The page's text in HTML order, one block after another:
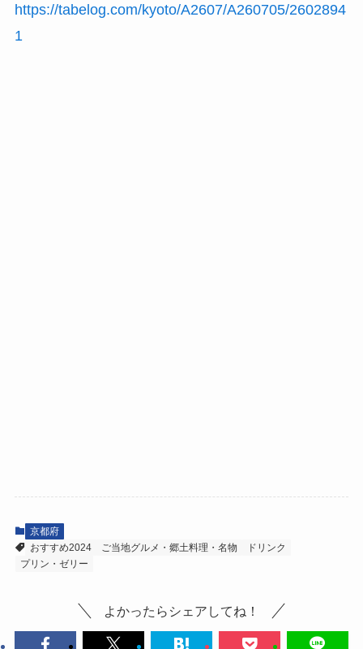
https://tabelog.com/kyoto/A2607/A260705/2602894
1
京都府
おすすめ2024
ご当地グルメ・郷土料理・名物
ドリンク
プリン・ゼリー
よかったらシェアしてね！